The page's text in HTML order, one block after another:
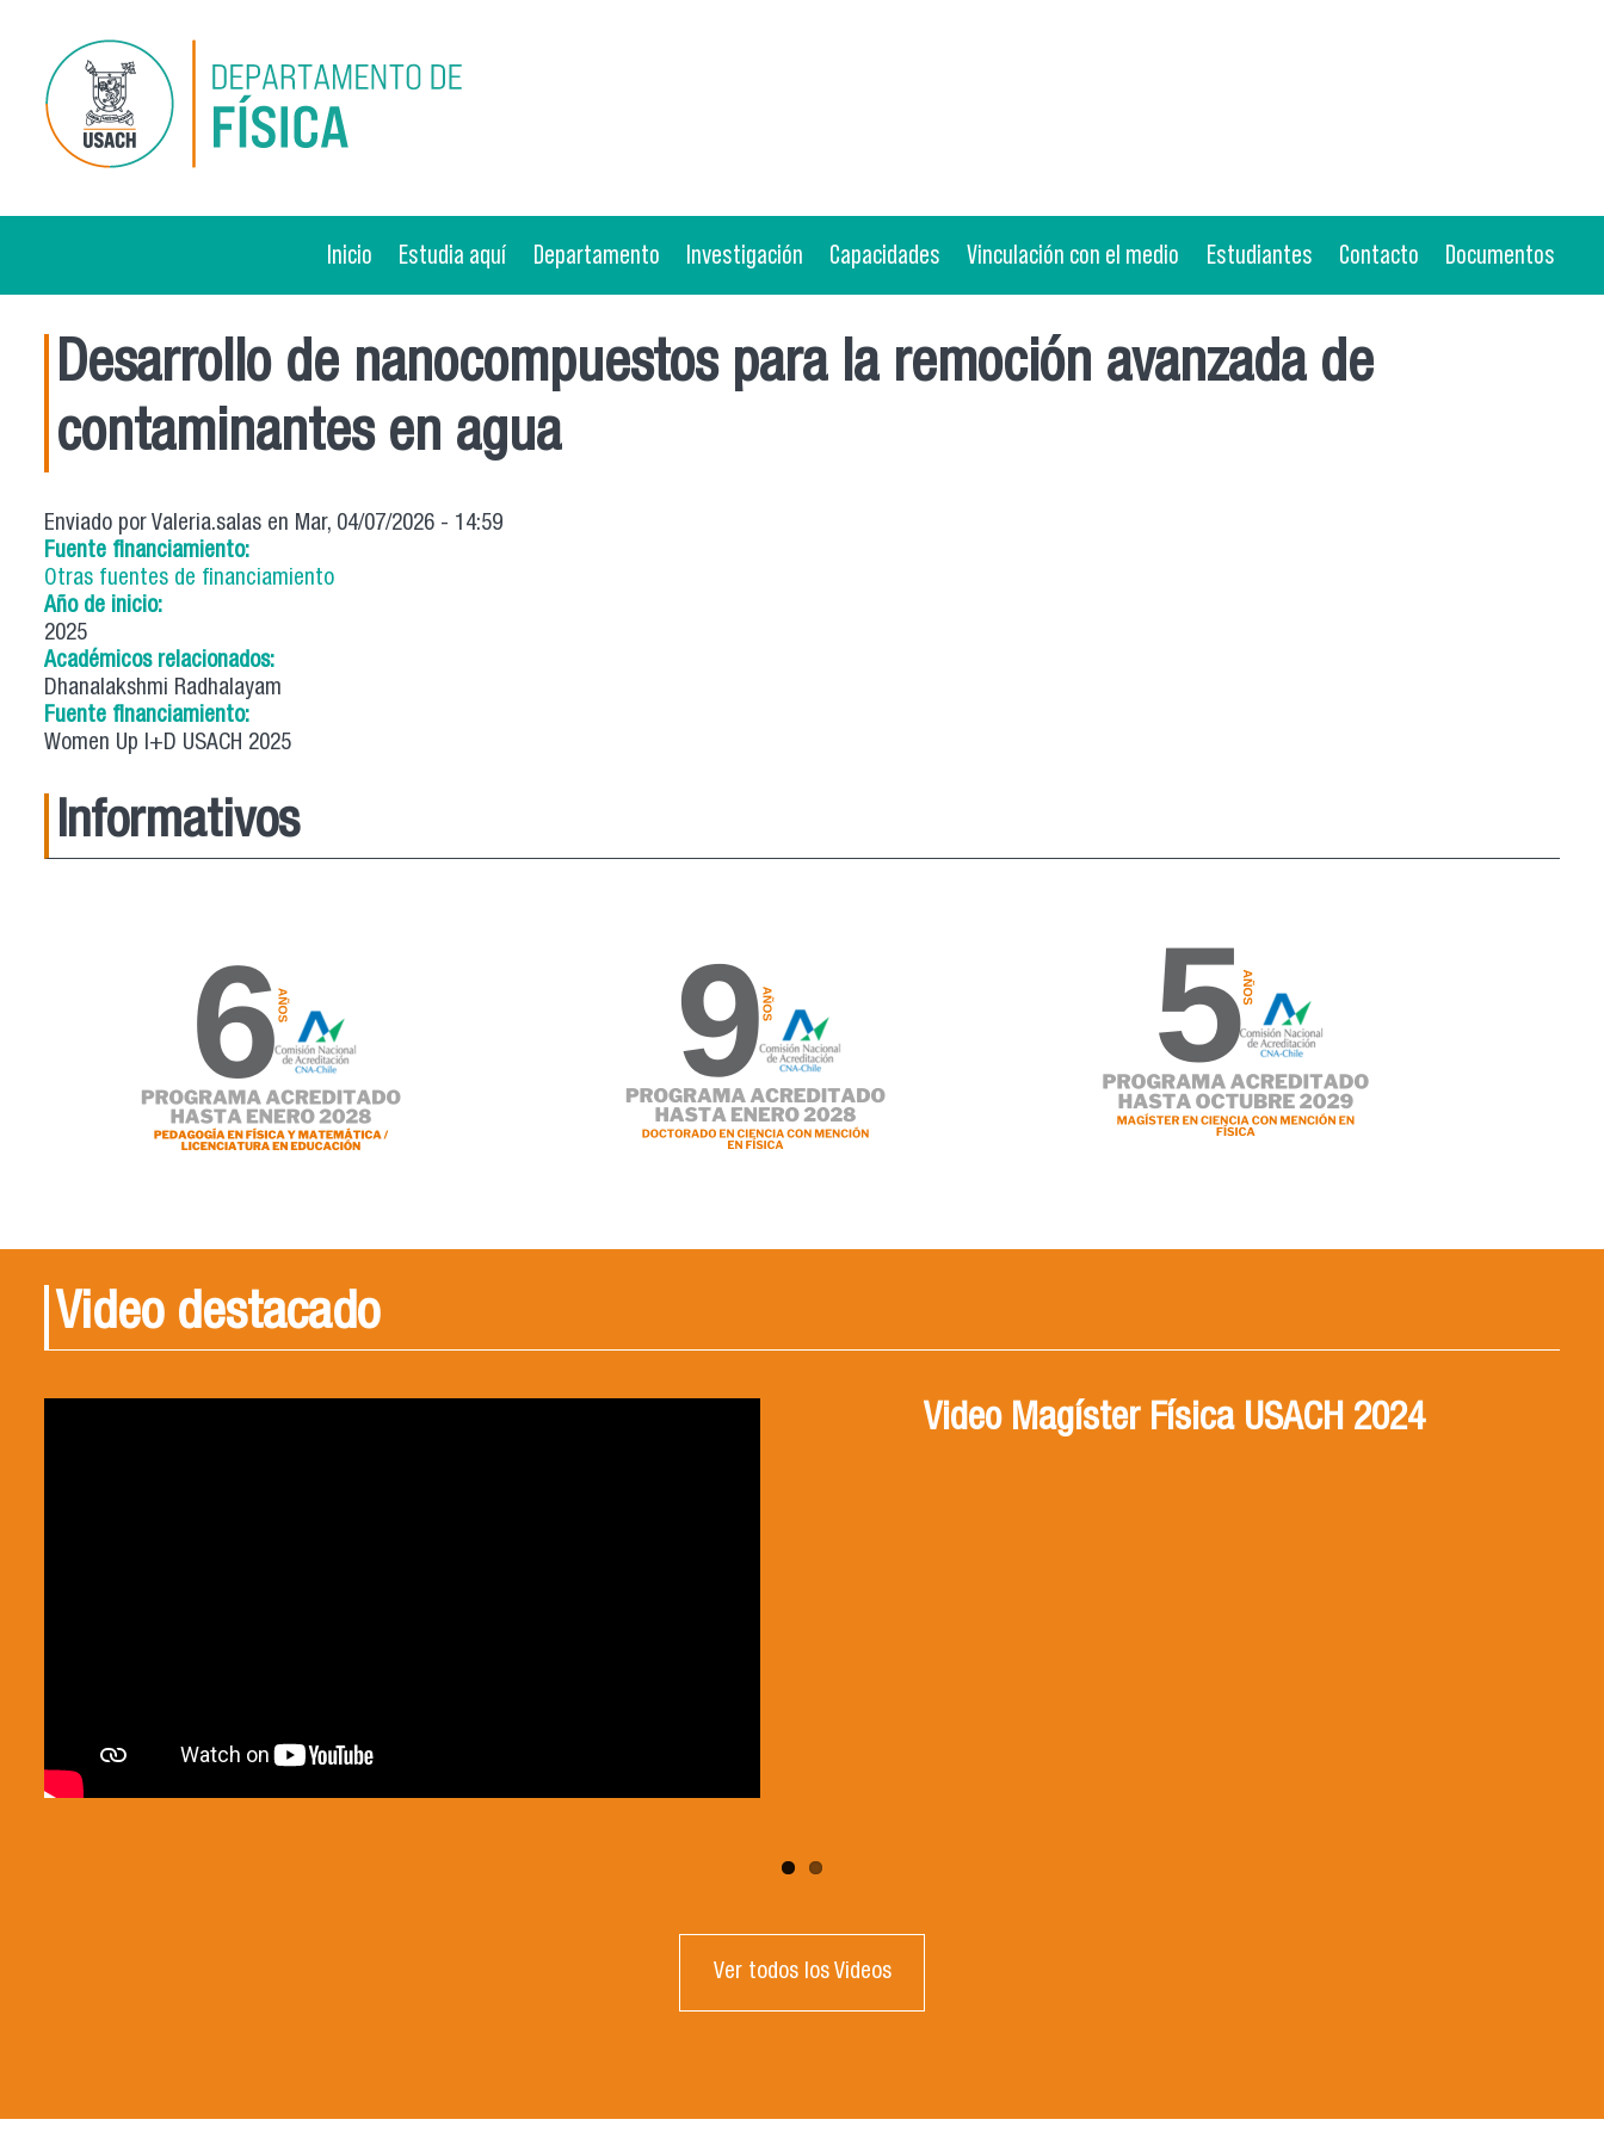
Inicio Estudia aquí Departamento Investigación Capacidades Vinculación con el medio Estudiantes Contacto Documentos
Desarrollo de nanocompuestos para la remoción avanzada de
contaminantes en agua
Enviado por Valeria.salas en Mar, 04/07/2026 - 14:59
Fuente financiamiento:
Otras fuentes de financiamiento
Año de inicio:
2025
Académicos relacionados:
Dhanalakshmi Radhalayam
Fuente financiamiento:
Women Up I+D USACH 2025
Informativos
Video destacado
Video Magíster Física USACH 2024
Ver todos los Videos